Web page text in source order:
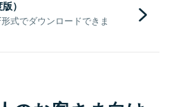
）
式でダウンロードできま